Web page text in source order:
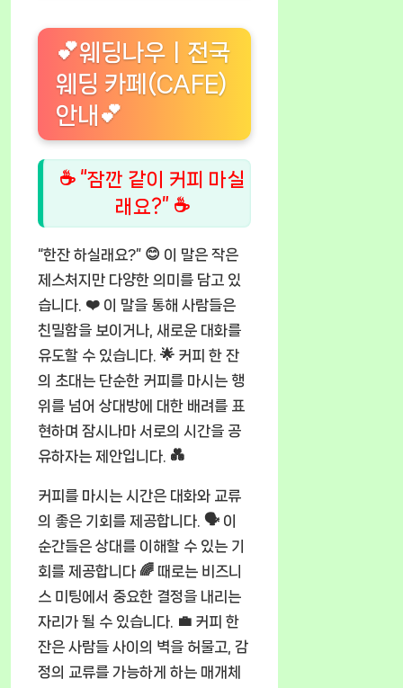
💕웨딩나우ㅣ전국
웨딩 카페(CAFE)
안내💕
☕ “잠깐 같이 커피 마실
래요?” ☕
“한잔 하실래요?” 😊 이 말은 작은
제스처지만 다양한 의미를 담고 있
습니다. ❤️ 이 말을 통해 사람들은
친밀함을 보이거나, 새로운 대화를
유도할 수 있습니다. 🌟 커피 한 잔
의 초대는 단순한 커피를 마시는 행
위를 넘어 상대방에 대한 배려를 표
현하며 잠시나마 서로의 시간을 공
유하자는 제안입니다. 💑
커피를 마시는 시간은 대화와 교류
의 좋은 기회를 제공합니다. 🗣️ 이
순간들은 상대를 이해할 수 있는 기
회를 제공합니다 🌈 때로는 비즈니
스 미팅에서 중요한 결정을 내리는
자리가 될 수 있습니다. 💼 커피 한
잔은 사람들 사이의 벽을 허물고, 감
정의 교류를 가능하게 하는 매개체